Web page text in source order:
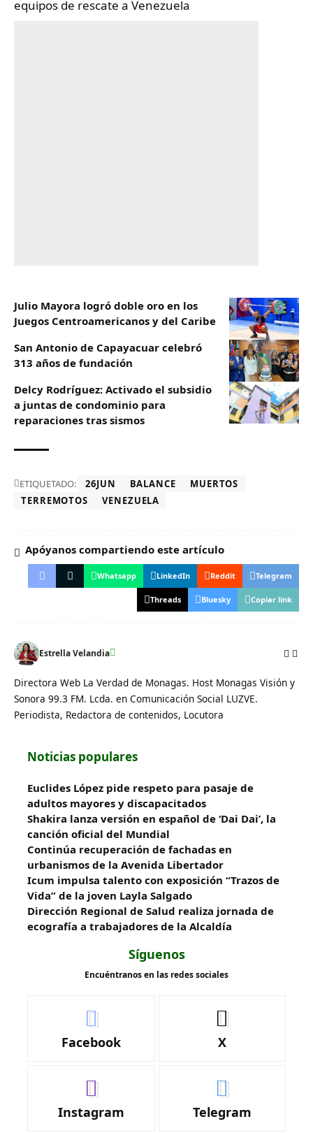
equipos de rescate a Venezuela
Julio Mayora logró doble oro en los
Juegos Centroamericanos y del Caribe
San Antonio de Capayacuar celebró
313 años de fundación
Delcy Rodríguez: Activado el subsidio
a juntas de condominio para
reparaciones tras sismos
ETIQUETADO: 26JUN BALANCE
MUERTOS
TERREMOTOS
VENEZUELA
Apóyanos compartiendo este artículo
Whatsapp LinkedIn Reddit Telegram
Threads Bluesky Copiar link
Estrella Velandia
Directora Web La Verdad de Monagas. Host Monagas Visión y
Sonora 99.3 FM. Lcda. en Comunicación Social LUZVE.
Periodista, Redactora de contenidos, Locutora
Noticias populares
Euclides López pide respeto para pasaje de
adultos mayores y discapacitados
Shakira lanza versión en español de ‘Dai Dai’, la
canción oficial del Mundial
Continúa recuperación de fachadas en
urbanismos de la Avenida Libertador
Icum impulsa talento con exposición “Trazos de
Vida” de la joven Layla Salgado‎
‎Dirección Regional de Salud realiza jornada de
ecografía a trabajadores de la Alcaldía
Síguenos
Encuéntranos en las redes sociales
Facebook X
Instagram Telegram